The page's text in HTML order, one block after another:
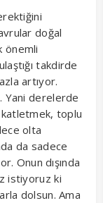
doğal
önemli
takdirde
artıyor.
Yani derelerde
katletmek, toplu
olta
da sadece
Onun dışında
istiyoruz ki
dolsun. Ama